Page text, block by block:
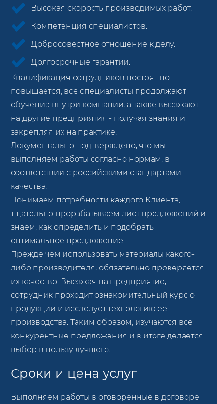
Высокая скорость производимых работ.
Компетенция специалистов.
Добросовестное отношение к делу.
Долгосрочные гарантии.
Квалификация сотрудников постоянно
повышается, все специалисты продолжают
обучение внутри компании, а также выезжают
на другие предприятия - получая знания и
закрепляя их на практике.
Документально подтверждено, что мы
выполняем работы согласно нормам, в
соответствии с российскими стандартами
качества.
Понимаем потребности каждого Клиента,
тщательно прорабатываем лист предложений и
знаем, как определить и подобрать
оптимальное предложение.
Прежде чем использовать материалы какого-
либо производителя, обязательно проверяется
их качество. Выезжая на предприятие,
сотрудник проходит ознакомительный курс о
продукции и исследует технологию ее
производства. Таким образом, изучаются все
конкурентные предложения и в итоге делается
выбор в пользу лучшего.
Сроки и цена услуг
Выполняем работы в оговоренные в договоре